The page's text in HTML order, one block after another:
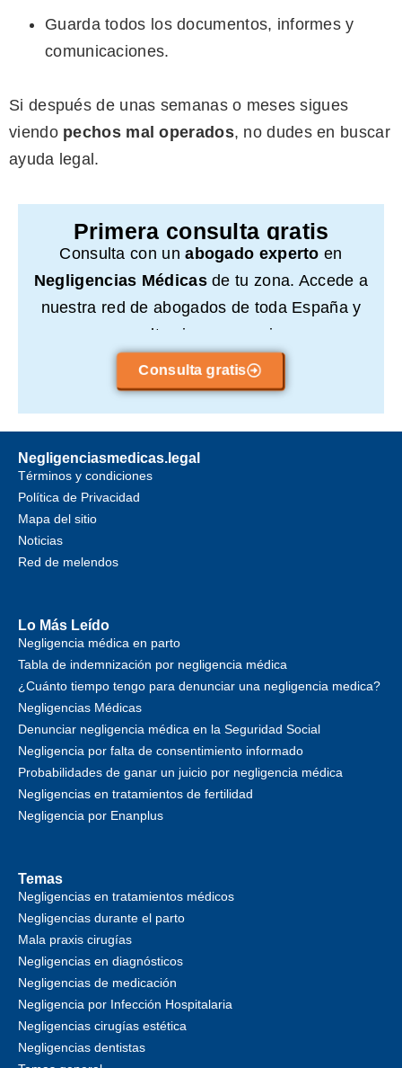
Guarda todos los documentos, informes y
comunicaciones.
Si después de unas semanas o meses sigues
viendo pechos mal operados, no dudes en buscar
ayuda legal.
Primera consulta gratis
Consulta con unabogado experto en
Negligencias Médicasde tu zona. Accede a
nuestra red de abogados de toda España y
consulta sin compromiso.
Consulta gratis
Negligenciasmedicas.legal
Términos y condiciones
Política de Privacidad
Mapa del sitio
Noticias
Red de melendos
Lo Más Leído
Negligencia médica en parto
Tabla de indemnización por negligencia médica
¿Cuánto tiempo tengo para denunciar una negligencia medica?
Negligencias Médicas
Denunciar negligencia médica en la Seguridad Social
Negligencia por falta de consentimiento informado
Probabilidades de ganar un juicio por negligencia médica
Negligencias en tratamientos de fertilidad
Negligencia por Enanplus
Temas
Negligencias en tratamientos médicos
Negligencias durante el parto
Mala praxis cirugías
Negligencias en diagnósticos
Negligencias de medicación
Negligencia por Infección Hospitalaria
Negligencias cirugías estética
Negligencias dentistas